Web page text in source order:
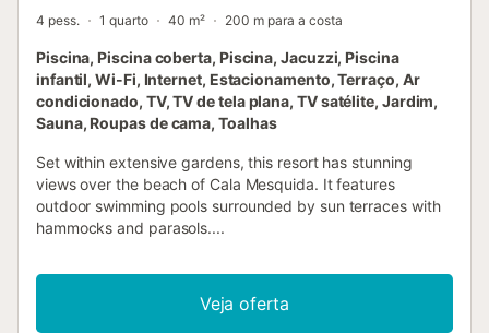
4 pess. 1 quarto 40 m² 200 m para a costa
Piscina, Piscina coberta, Piscina, Jacuzzi, Piscina
infantil, Wi-Fi, Internet, Estacionamento, Terraço, Ar
condicionado, TV, TV de tela plana, TV satélite, Jardim,
Sauna, Roupas de cama, Toalhas
Set within extensive gardens, this resort has stunning
views over the beach of Cala Mesquida. It features
outdoor swimming pools surrounded by sun terraces with
hammocks and parasols....
Veja oferta